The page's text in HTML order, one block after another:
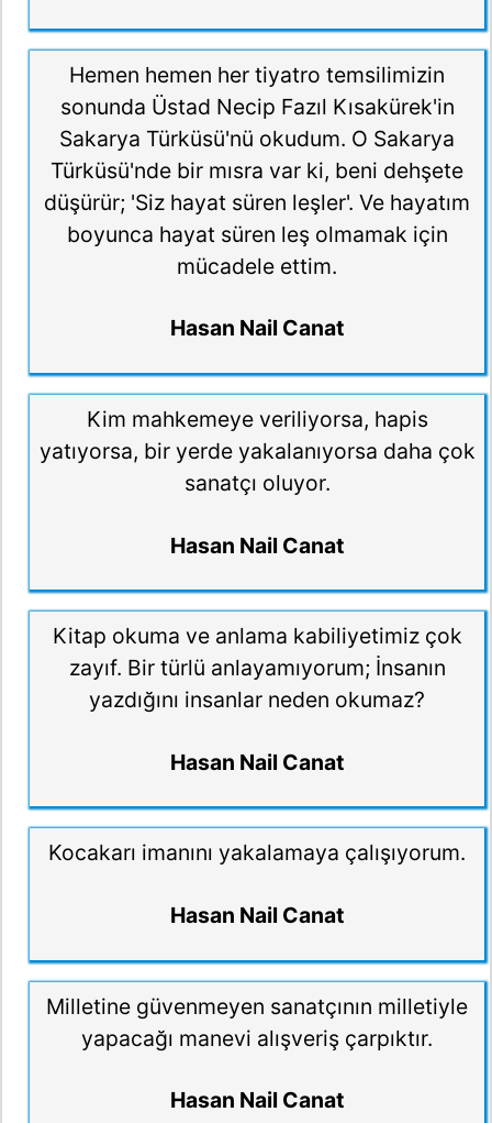
Hemen hemen her tiyatro temsilimizin
sonunda Üstad Necip Fazıl Kısakürek'in
Sakarya Türküsü'nü okudum. O Sakarya
Türküsü'nde bir mısra var ki, beni dehşete
düşürür; 'Siz hayat süren leşler'. Ve hayatım
boyunca hayat süren leş olmamak için
mücadele ettim.
Hasan Nail Canat
Kim mahkemeye veriliyorsa, hapis
yatıyorsa, bir yerde yakalanıyorsa daha çok
sanatçı oluyor.
Hasan Nail Canat
Kitap okuma ve anlama kabiliyetimiz çok
zayıf. Bir türlü anlayamıyorum; İnsanın
yazdığını insanlar neden okumaz?
Hasan Nail Canat
Kocakarı imanını yakalamaya çalışıyorum.
Hasan Nail Canat
Milletine güvenmeyen sanatçının milletiyle
yapacağı manevi alışveriş çarpıktır.
Hasan Nail Canat